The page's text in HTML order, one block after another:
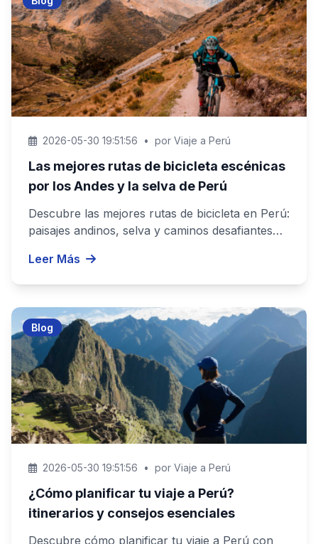
2026-05-30 19:51:56 • por Viaje a Perú
Las mejores rutas de bicicleta escénicas
por los Andes y la selva de Perú
Descubre las mejores rutas de bicicleta en Perú:
paisajes andinos, selva y caminos desafiantes
Leer Más
Blog
2026-05-30 19:51:56 • por Viaje a Perú
¿Cómo planificar tu viaje a Perú?
itinerarios y consejos esenciales
Descubre cómo planificar tu viaje a Perú con